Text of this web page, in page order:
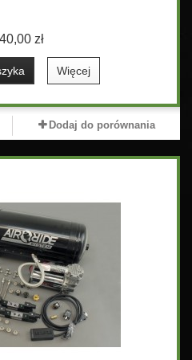
zł
Więcej
Dodaj do porównania